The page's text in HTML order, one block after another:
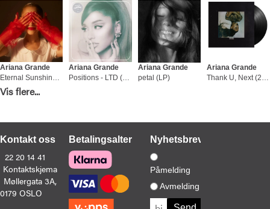
Kjøp
Ariana Grande
Eternal Sunshine (CD)
269,-
Ariana Grande
Positions - LTD (LP)
Ariana Grande
petal (LP)
Ariana Grande
Thank U, Next (2LP)
Ariana Grande
Sweetener (2LP)
Kjøp
Ariana Grande
My Everything: 10th… - LTD (2LP)
599,- Kjøp
Ariana Grande
petal (CD)
249,-
Vis flere...
Kontakt oss
22 20 14 41
Kontaktskjema
Møllergata 3A,
0179 OSLO
BetalingsalternativerNyhetsbrev
Påmelding
Avmelding